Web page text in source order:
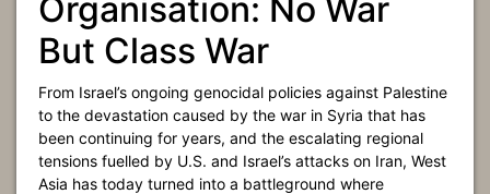
Organisation: No War
But Class War
From Israel’s ongoing genocidal policies against Palestine
to the devastation caused by the war in Syria that has
been continuing for years, and the escalating regional
tensions fuelled by U.S. and Israel’s attacks on Iran, West
Asia has today turned into a battleground where